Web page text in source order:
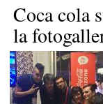
Coca cola
la